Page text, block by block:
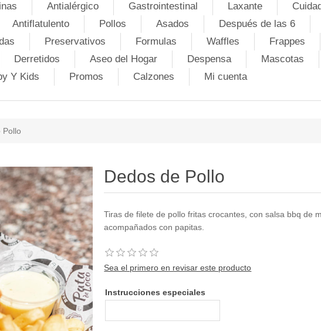
Antialérgico Gastrointestinal Laxante
Antiflatulento Pollos Asados Después de las 6
Preservativos Formulas Waffles Frappes
Derretidos Aseo del Hogar Despensa Mascotas
Y Kids
Promos Calzones Mi cuenta
Pollo
Dedos de Pollo
Tiras de filete de pollo fritas crocantes, con salsa bbq de
acompañados con papitas.
Sea el primero en revisar este producto
Instrucciones especiales